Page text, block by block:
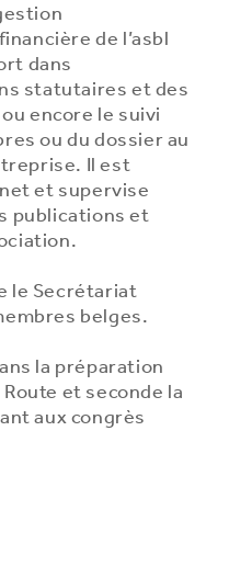
de l’asbl
dans
statutaires et des
encore le suivi
ou du dossier au
Il est
et supervise
publications et
le Secrétariat
belges.
la préparation
et seconde la
aux congrès